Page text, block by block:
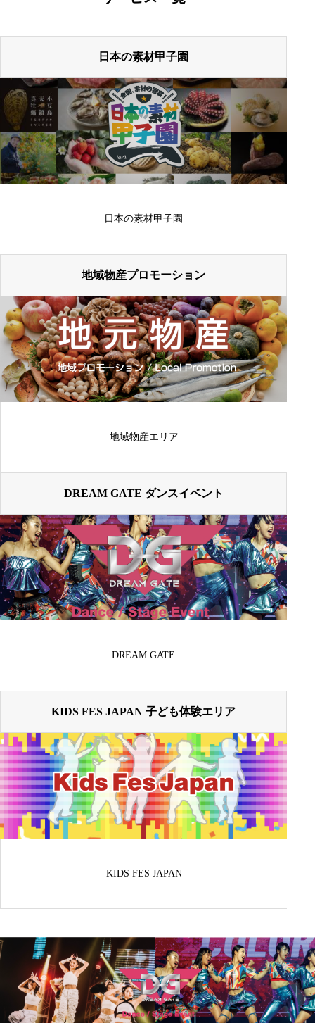
日本の素材甲子園
日本の素材甲子園
地域物産プロモーション
地域物産エリア
DREAM GATE ダンスイベント
DREAM GATE
KIDS FES JAPAN 子ども体験エリア
KIDS FES JAPAN